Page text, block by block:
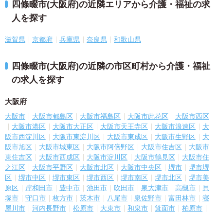
四條畷市(大阪府)の近隣エリアから介護・福祉の求
人を探す
滋賀県 京都府 兵庫県 奈良県 和歌山県
四條畷市(大阪府)の近隣の市区町村から介護・福祉
の求人を探す
大阪府
大阪市 大阪市都島区 大阪市福島区 大阪市此花区
大阪市西区
大阪市港区
大阪市大正区 大阪市天王寺区 大阪市浪速区
大
阪市西淀川区
大阪市東淀川区 大阪市東成区 大阪市生野区
大
阪市旭区
大阪市城東区 大阪市阿倍野区 大阪市住吉区
大阪市
東住吉区
大阪市西成区 大阪市淀川区 大阪市鶴見区
大阪市住
之江区
大阪市平野区 大阪市北区 大阪市中央区 堺市
堺市堺
区
堺市中区 堺市東区 堺市西区 堺市南区 堺市北区
堺市美
原区
岸和田市 豊中市 池田市 吹田市 泉大津市 高槻市
貝
塚市
守口市 枚方市 茨木市 八尾市 泉佐野市 富田林市
寝
屋川市
河内長野市 松原市 大東市 和泉市 箕面市
柏原市